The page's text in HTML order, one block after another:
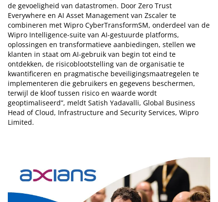
de gevoeligheid van datastromen. Door Zero Trust
Everywhere en AI Asset Management van Zscaler te
combineren met Wipro CyberTransformSM, onderdeel van de
Wipro Intelligence-suite van AI-gestuurde platforms,
oplossingen en transformatieve aanbiedingen, stellen we
klanten in staat om AI-gebruik van begin tot eind te
ontdekken, de risicoblootstelling van de organisatie te
kwantificeren en pragmatische beveiligingsmaatregelen te
implementeren die gebruikers en gegevens beschermen,
terwijl de kloof tussen risico en waarde wordt
geoptimaliseerd”, meldt Satish Yadavalli, Global Business
Head of Cloud, Infrastructure and Security Services, Wipro
Limited.